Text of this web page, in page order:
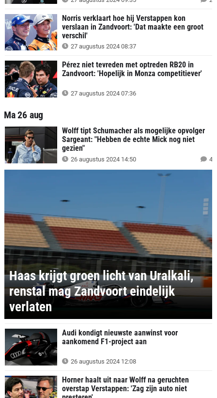
Norris verklaart hoe hij Verstappen kon
verslaan in Zandvoort: 'Dat maakte een groot
verschil'
27 augustus 2024 08:37
Pérez niet tevreden met optreden RB20 in
Zandvoort: 'Hopelijk in Monza competitiever'
27 augustus 2024 07:36
Ma 26 aug
Wolff tipt Schumacher als mogelijke opvolger
Sargeant: "Hebben de echte Mick nog niet
gezien"
26 augustus 2024 14:50 4
Haas krijgt groen licht van Uralkali,
renstal mag Zandvoort eindelijk
verlaten
Audi kondigt nieuwste aanwinst voor
aankomend F1-project aan
26 augustus 2024 12:08
Horner haalt uit naar Wolff na geruchten
overstap Verstappen: 'Zag zijn auto niet